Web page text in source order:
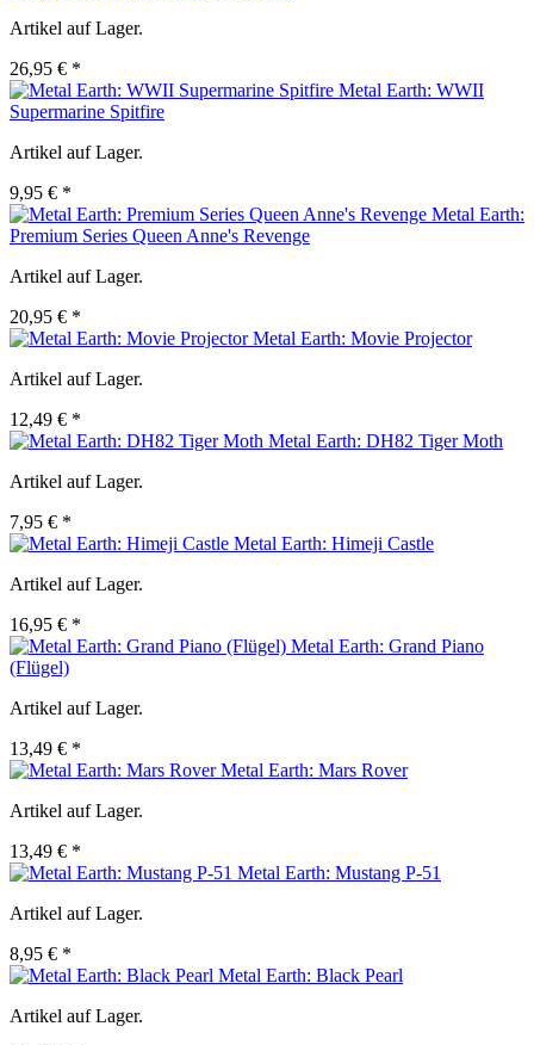
Artikel auf Lager.
26,95 € *
Metal Earth: WWII
Supermarine Spitfire
Artikel auf Lager.
9,95 € *
Metal Earth:
Premium Series Queen Anne's Revenge
Artikel auf Lager.
20,95 € *
Metal Earth: Movie Projector
Artikel auf Lager.
12,49 € *
Metal Earth: DH82 Tiger Moth
Artikel auf Lager.
7,95 € *
Metal Earth: Himeji Castle
Artikel auf Lager.
16,95 € *
Metal Earth: Grand Piano
(Flügel)
Artikel auf Lager.
13,49 € *
Metal Earth: Mars Rover
Artikel auf Lager.
13,49 € *
Metal Earth: Mustang P-51
Artikel auf Lager.
8,95 € *
Metal Earth: Black Pearl
Artikel auf Lager.